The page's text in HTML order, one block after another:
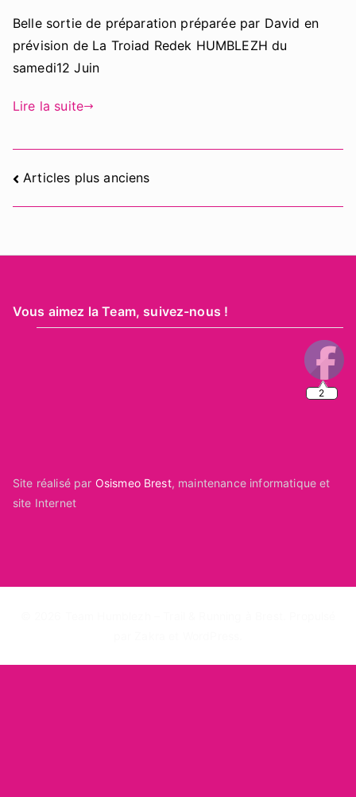
Belle sortie de préparation préparée par David en
prévision de La Troiad Redek HUMBLEZH du
samedi12 Juin
Lire la suite
Navigation
des
articles
Articles plus anciens
Vous aimez la Team, suivez-nous !
2
Site réalisé par Osismeo Brest, maintenance informatique et
site Internet